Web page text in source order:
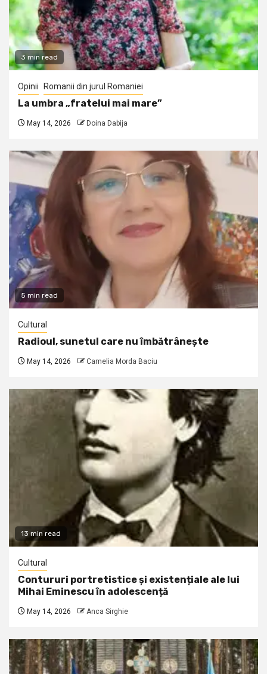
3 min read
Opinii Romanii din jurul Romaniei
La umbra „fratelui mai mare”
May 14, 2026 Doina Dabija
5 min read
Cultural
Radioul, sunetul care nu îmbătrânește
May 14, 2026 Camelia Morda Baciu
13 min read
Cultural
Contururi portretistice și existențiale ale lui
Mihai Eminescu în adolescență
May 14, 2026 Anca Sirghie